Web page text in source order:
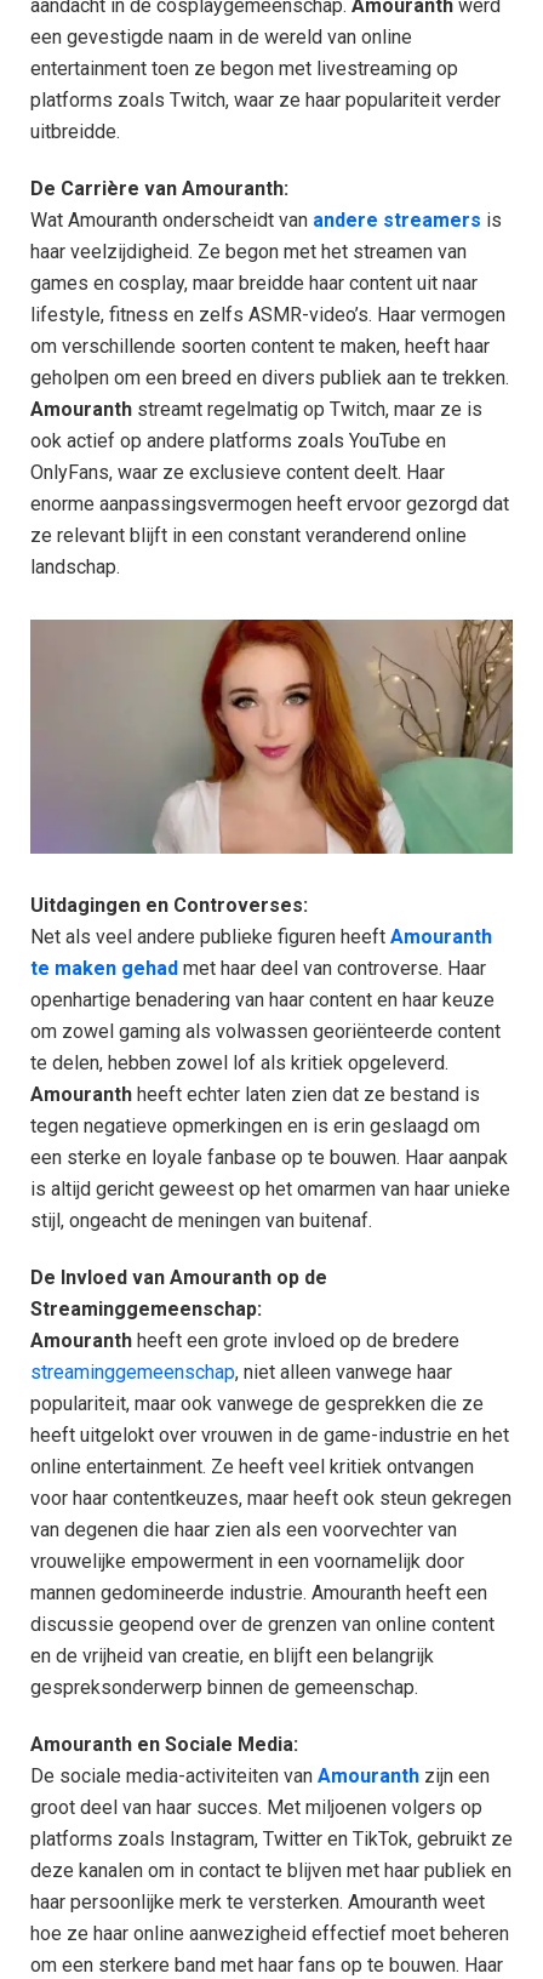
aandacht in de cosplaygemeenschap. Amouranth werd
een gevestigde naam in de wereld van online
entertainment toen ze begon met livestreaming op
platforms zoals Twitch, waar ze haar populariteit verder
uitbreidde.
De Carrière van Amouranth:
Wat Amouranth onderscheidt van andere streamers is
haar veelzijdigheid. Ze begon met het streamen van
games en cosplay, maar breidde haar content uit naar
lifestyle, fitness en zelfs ASMR-video’s. Haar vermogen
om verschillende soorten content te maken, heeft haar
geholpen om een breed en divers publiek aan te trekken.
Amouranth streamt regelmatig op Twitch, maar ze is
ook actief op andere platforms zoals YouTube en
OnlyFans, waar ze exclusieve content deelt. Haar
enorme aanpassingsvermogen heeft ervoor gezorgd dat
ze relevant blijft in een constant veranderend online
landschap.
Uitdagingen en Controverses:
Net als veel andere publieke figuren heeft Amouranth
te maken gehad met haar deel van controverse. Haar
openhartige benadering van haar content en haar keuze
om zowel gaming als volwassen georiënteerde content
te delen, hebben zowel lof als kritiek opgeleverd.
Amouranth heeft echter laten zien dat ze bestand is
tegen negatieve opmerkingen en is erin geslaagd om
een sterke en loyale fanbase op te bouwen. Haar aanpak
is altijd gericht geweest op het omarmen van haar unieke
stijl, ongeacht de meningen van buitenaf.
De Invloed van Amouranth op de
Streaminggemeenschap:
Amouranth heeft een grote invloed op de bredere
streaminggemeenschap, niet alleen vanwege haar
populariteit, maar ook vanwege de gesprekken die ze
heeft uitgelokt over vrouwen in de game-industrie en het
online entertainment. Ze heeft veel kritiek ontvangen
voor haar contentkeuzes, maar heeft ook steun gekregen
van degenen die haar zien als een voorvechter van
vrouwelijke empowerment in een voornamelijk door
mannen gedomineerde industrie. Amouranth heeft een
discussie geopend over de grenzen van online content
en de vrijheid van creatie, en blijft een belangrijk
gespreksonderwerp binnen de gemeenschap.
Amouranth en Sociale Media:
De sociale media-activiteiten van Amouranth zijn een
groot deel van haar succes. Met miljoenen volgers op
platforms zoals Instagram, Twitter en TikTok, gebruikt ze
deze kanalen om in contact te blijven met haar publiek en
haar persoonlijke merk te versterken. Amouranth weet
hoe ze haar online aanwezigheid effectief moet beheren
om een sterkere band met haar fans op te bouwen. Haar